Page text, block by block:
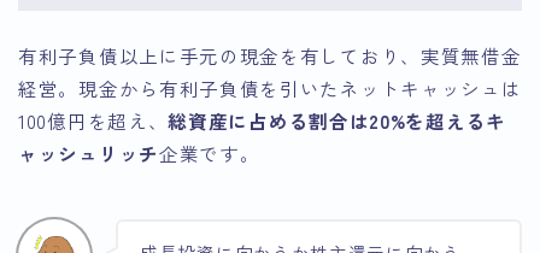
有利子負債以上に手元の現金を有しており、実質無借金
経営。現金から有利子負債を引いたネットキャッシュは
100億円を超え、総資産に占める割合は20%を超えるキ
ャッシュリッチ企業です。